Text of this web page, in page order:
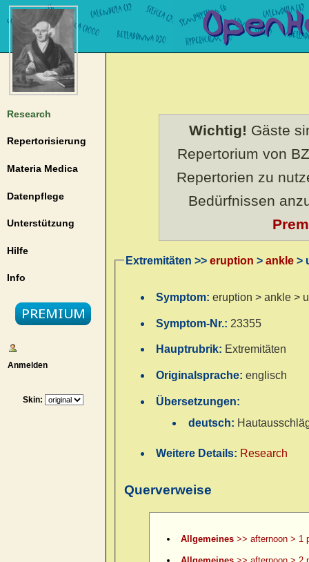
Research
Repertorisierung
Materia Medica
Datenpflege
Unterstützung
Hilfe
Info
Anmelden
Skin:
Wichtig! Gäste
Repertorium von
Repertorien zu
Bedürfnissen
Extremitäten >> eruption > ankle >
Symptom:eruption > ankle >
Symptom-Nr.: 23355
Hauptrubrik: Extremitäten
Originalsprache:englisch
Übersetzungen:
deutsch:
Weitere Details: Research
Querverweise
Allgemeines>> afternoon > 1